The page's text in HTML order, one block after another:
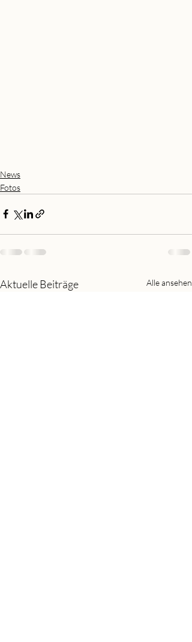
News
Fotos
Aktuelle Beiträge Alle ansehen